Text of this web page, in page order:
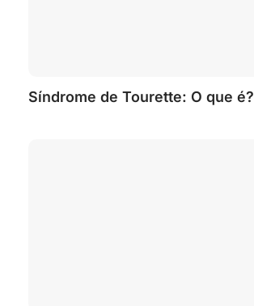
Síndrome de Tourette: O que é?